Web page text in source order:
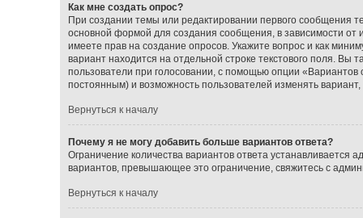
Как мне создать опрос?
При создании темы или редактировании первого сообщения
основной формой для создания сообщения, в зависимости от
имеете прав на создание опросов. Укажите вопрос и как
вариант находится на отдельной строке текстового поля. Вы
пользователи при голосовании, с помощью опции «Вариантов
постоянным) и возможность пользователей изменять
Вернуться к началу
Почему я не могу добавить больше вариантов ответа?
Ограничение количества вариантов ответа
вариантов, превышающее это ограничение, свяжитесь с
Вернуться к началу